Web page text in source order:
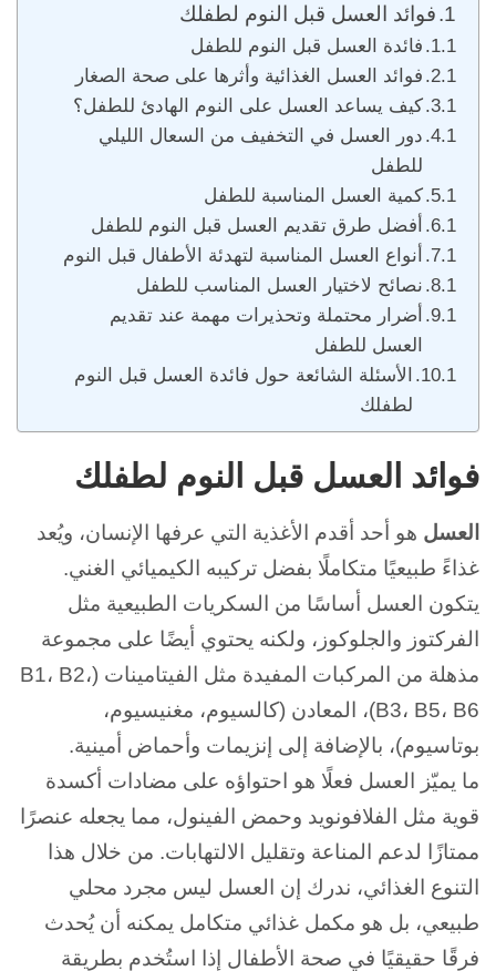
فوائد العسل قبل النوم لطفلك
فائدة العسل قبل النوم للطفل
فوائد العسل الغذائية وأثرها على صحة الصغار
كيف يساعد العسل على النوم الهادئ للطفل؟
دور العسل في التخفيف من السعال الليلي
للطفل
كمية العسل المناسبة للطفل
أفضل طرق تقديم العسل قبل النوم للطفل
أنواع العسل المناسبة لتهدئة الأطفال قبل النوم
نصائح لاختيار العسل المناسب للطفل
أضرار محتملة وتحذيرات مهمة عند تقديم
العسل للطفل
الأسئلة الشائعة حول فائدة العسل قبل النوم
لطفلك
فوائد العسل قبل النوم لطفلك
العسل هو أحد أقدم الأغذية التي عرفها الإنسان، ويُعد
غذاءً طبيعيًا متكاملًا بفضل تركيبه الكيميائي الغني.
يتكون العسل أساسًا من السكريات الطبيعية مثل
الفركتوز والجلوكوز، ولكنه يحتوي أيضًا على مجموعة
مذهلة من المركبات المفيدة مثل الفيتامينات (B1، B2،
B3، B5، B6)، المعادن (كالسيوم، مغنيسيوم،
بوتاسيوم)، بالإضافة إلى إنزيمات وأحماض أمينية.
ما يميّز العسل فعلًا هو احتواؤه على مضادات أكسدة
قوية مثل الفلافونويد وحمض الفينول، مما يجعله عنصرًا
ممتازًا لدعم المناعة وتقليل الالتهابات. من خلال هذا
التنوع الغذائي، ندرك إن العسل ليس مجرد محلي
طبيعي، بل هو مكمل غذائي متكامل يمكنه أن يُحدث
فرقًا حقيقيًا في صحة الأطفال إذا استُخدم بطريقة